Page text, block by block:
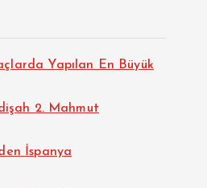
Yapılan En Büyük
2. Mahmut
İspanya